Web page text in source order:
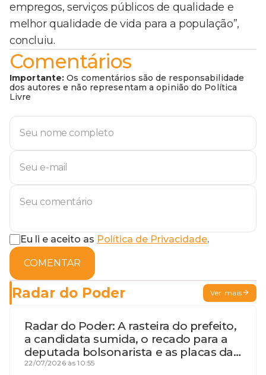
empregos, serviços públicos de qualidade e
melhor qualidade de vida para a população”,
concluiu.
Comentários
Importante: Os comentários são de responsabilidade
dos autores e não representam a opinião do Política
Livre
Eu li e aceito as Política de Privacidade.
COMENTAR
Radar do Poder Ver mais
Radar do Poder: A rasteira do prefeito,
a candidata sumida, o recado para a
deputada bolsonarista e as placas da
discórdia
22/07/2026 às 10:55